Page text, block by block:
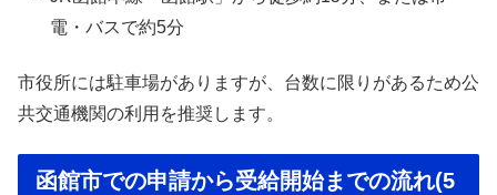
電・バスで約5分
市役所には駐車場がありますが、台数に限りがあるため公
共交通機関の利用を推奨します。
函館市での申請から受給開始までの流れ(5